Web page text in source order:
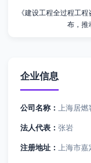
《建设工程全过程工
布，推
企业信息
公司名称： 上海居燃
法人代表： 张岩
注册地址： 上海市